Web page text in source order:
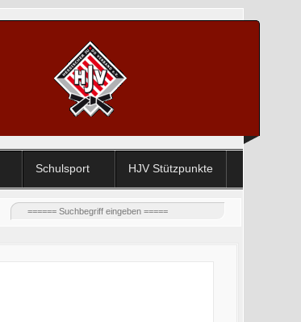
Schulsport HJV Stützpunkte